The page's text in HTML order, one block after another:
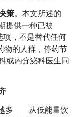
策。本文所述的
提供一种已被
项，不是替代任何
物的人群，停药节
或内分泌科医生同
多——从低能量饮